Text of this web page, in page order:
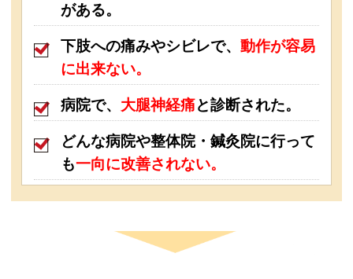
がある。
下肢への痛みやシビレで、動作が容易
に出来ない。
病院で、 大腿神経痛と診断された。
どんな病院や整体院・鍼灸院に行って
も一向に改善されない。